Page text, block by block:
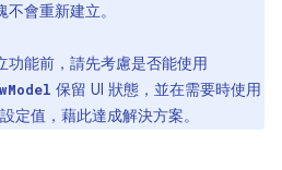
會重新建立。
功能前，請先考慮是否能使用
保留 UI 狀態，並在需要時使用
定值，藉此達成解決方案。